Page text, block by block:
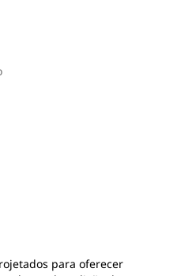
para oferecer